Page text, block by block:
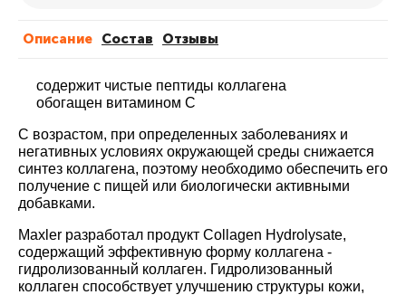
Описание Cостав Отзывы
содержит чистые пептиды коллагена
обогащен витамином С
С возрастом, при определенных заболеваниях и
негативных условиях окружающей среды снижается
синтез коллагена, поэтому необходимо обеспечить его
получение с пищей или биологически активными
добавками.
Maxler разработал продукт Collagen Hydrolysate,
содержащий эффективную форму коллагена -
гидролизованный коллаген. Гидролизованный
коллаген способствует улучшению структуры кожи,